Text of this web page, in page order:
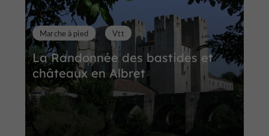
La Randonnée des bastides et
châteaux en Albret
Marche à pied Vtt